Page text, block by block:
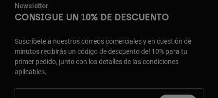
Newsletter
CONSIGUE UN 10% DE DESCUENTO
Suscríbete a nuestros correos comerciales y en cuestión de
minutos recibirás un código de descuento del 10% para tu
primer pedido, junto con los detalles de las condiciones
aplicables.